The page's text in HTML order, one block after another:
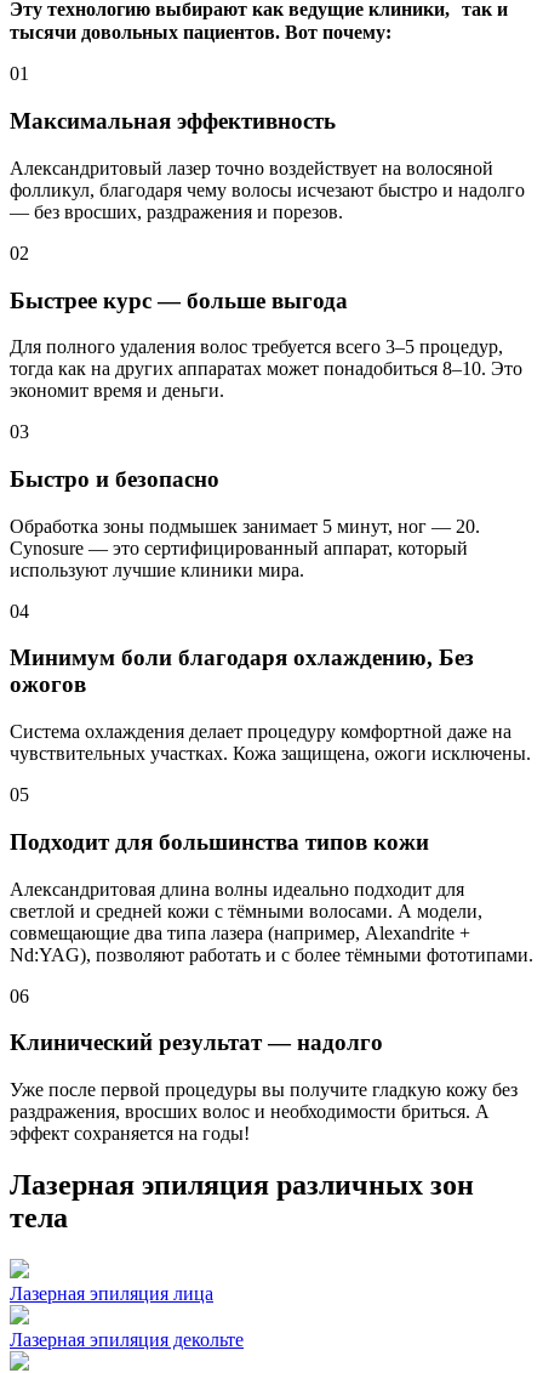
Эту технологию выбирают как ведущие клиники, так и
тысячи довольных пациентов. Вот почему:
01
Максимальная эффективность
Александритовый лазер точно воздействует на волосяной
фолликул, благодаря чему волосы исчезают быстро и надолго
— без вросших, раздражения и порезов.
02
Быстрее курс — больше выгода
Для полного удаления волос требуется всего 3–5 процедур,
тогда как на других аппаратах может понадобиться 8–10. Это
экономит время и деньги.
03
Быстро и безопасно
Обработка зоны подмышек занимает 5 минут, ног — 20.
Cynosure — это сертифицированный аппарат, который
используют лучшие клиники мира.
04
Минимум боли благодаря охлаждению, Без
ожогов
Система охлаждения делает процедуру комфортной даже на
чувствительных участках. Кожа защищена, ожоги исключены.
05
Подходит для большинства типов кожи
Александритовая длина волны идеально подходит для
светлой и средней кожи с тёмными волосами. А модели,
совмещающие два типа лазера (например, Alexandrite +
Nd:YAG), позволяют работать и с более тёмными фототипами.
06
Клинический результат — надолго
Уже после первой процедуры вы получите гладкую кожу без
раздражения, вросших волос и необходимости бриться. А
эффект сохраняется на годы!
Лазерная эпиляция различных зон
тела
Лазерная эпиляция лица
Лазерная эпиляция декольте